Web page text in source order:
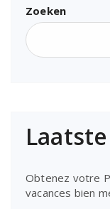
Zoeken
Obtenez votre
vacances bien